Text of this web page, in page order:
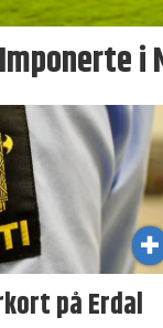
Imponerte i
på Erdal